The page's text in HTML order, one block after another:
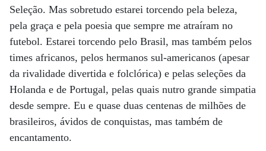
Seleção. Mas sobretudo estarei torcendo pela beleza,
pela graça e pela poesia que sempre me atraíram no
futebol. Estarei torcendo pelo Brasil, mas também pelos
times africanos, pelos hermanos sul-americanos (apesar
da rivalidade divertida e folclórica) e pelas seleções da
Holanda e de Portugal, pelas quais nutro grande simpatia
desde sempre. Eu e quase duas centenas de milhões de
brasileiros, ávidos de conquistas, mas também de
encantamento.